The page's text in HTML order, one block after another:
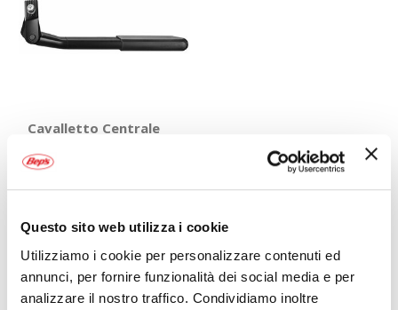
Questo sito web utilizza i cookie
Utilizziamo i cookie per personalizzare contenuti ed
annunci, per fornire funzionalità dei social media e per
analizzare il nostro traffico. Condividiamo inoltre
Cavalletto Centrale
URSUS
URSUS
Mostra